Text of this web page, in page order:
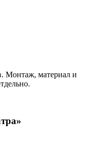
Монтаж, материал и